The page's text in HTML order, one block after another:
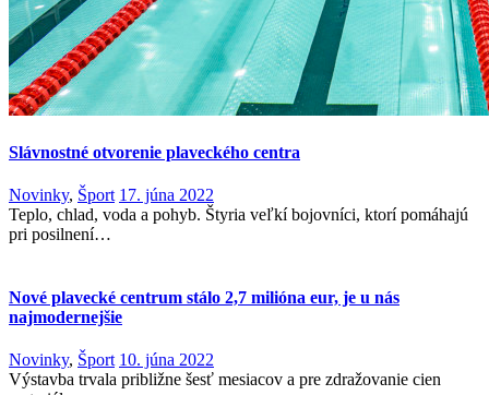
Slávnostné otvorenie plaveckého centra
Novinky, Šport 17. júna 2022
Teplo, chlad, voda a pohyb. Štyria veľkí bojovníci, ktorí pomáhajú
pri posilnení…
Nové plavecké centrum stálo 2,7 milióna eur, je u nás
najmodernejšie
Novinky, Šport 10. júna 2022
Výstavba trvala približne šesť mesiacov a pre zdražovanie cien